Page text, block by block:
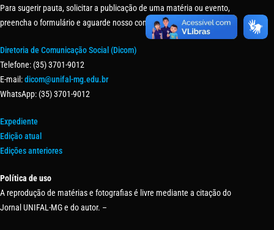
Para sugerir pauta, solicitar a publicação de uma matéria ou evento,
preencha o formulário e aguarde nosso contato.
Diretoria de Comunicação Social (Dicom)
Telefone: (35) 3701-9012
E-mail:dicom@unifal-mg.edu.br
WhatsApp: (35) 3701-9012
Expediente
Edição atual
Edições anteriores
Política de uso
A reprodução de matérias e fotografias é livre mediante a citação do
Jornal UNIFAL-MG e do autor. –